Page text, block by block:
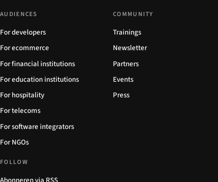
AUDIENCES
For developers
For ecommerce
For financial institutions
For education institutions
For hospitality
For telecoms
For software integrators
For NGOs
COMMUNITY
Trainings
Newsletter
Partners
Events
Press
FOLLOW